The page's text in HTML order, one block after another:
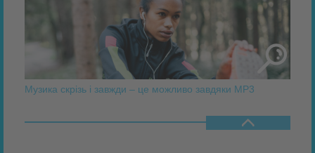
Музика скрізь і завжди – це можливо завдяки MP3